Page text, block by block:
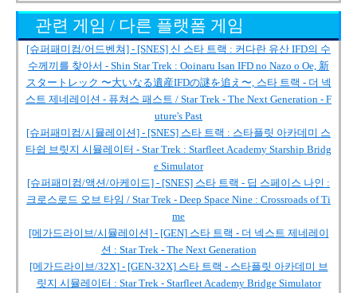
관련 게임 / 다른 플랫폼 게임
[슈퍼패미컴/어드벤쳐] - [SNES] 신 스타 트랙 : 커다란 유산 IFD의 수
수께끼를 찾아서 - Shin Star Trek : Ooinaru Isan IFD no Nazo o Oe, 新
スタートレック 〜大いなる遺産IFDの謎を追え〜, 스타 트랙 - 더 넥
스트 제네레이션 - 퓨쳐스 패스트 / Star Trek - The Next Generation - F
uture's Past
[슈퍼패미컴/시뮬레이션] - [SNES] 스타 트랙 : 스타플릿 아카데미 스
타쉽 브릿지 시뮬레이터 - Star Trek : Starfleet Academy Starship Bridg
e Simulator
[슈퍼패미컴/액션/아케이드] - [SNES] 스타 트랙 - 딥 스페이스 나인 :
크로스로드 오브 타임 / Star Trek - Deep Space Nine : Crossroads of Ti
me
[메가드라이브/시뮬레이션] - [GEN] 스타 트랙 - 더 넥스트 제네레이
션 : Star Trek - The Next Generation
[메가드라이브/32X] - [GEN-32X] 스타 트랙 - 스타플릿 아카데미 브
릿지 시뮬레이터 : Star Trek - Starfleet Academy Bridge Simulator